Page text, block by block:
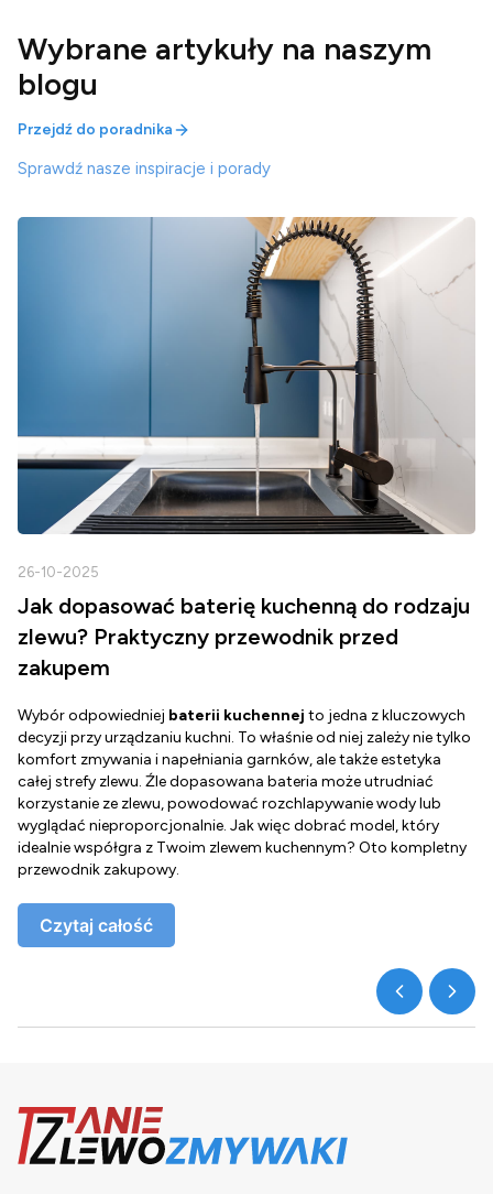
Wybrane artykuły na naszym
blogu
Przejdź do poradnika
Sprawdź nasze inspiracje i porady
26-10-2025
Jak dopasować baterię kuchenną do rodzaju
zlewu? Praktyczny przewodnik przed
zakupem
Wybór odpowiedniej baterii kuchennej to jedna z kluczowych
decyzji przy urządzaniu kuchni. To właśnie od niej zależy nie tylko
komfort zmywania i napełniania garnków, ale także estetyka
całej strefy zlewu. Źle dopasowana bateria może utrudniać
korzystanie ze zlewu, powodować rozchlapywanie wody lub
wyglądać nieproporcjonalnie. Jak więc dobrać model, który
idealnie współgra z Twoim zlewem kuchennym? Oto kompletny
przewodnik zakupowy.
Czytaj całość